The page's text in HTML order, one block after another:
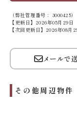
（弊社管理番号： 3000425）
【更新日】2026年05月29日
【次回更新日】2026年08月
メールで
その他周辺物件